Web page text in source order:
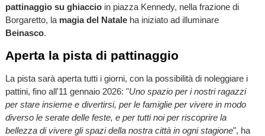
pattinaggio su ghiaccio in piazza Kennedy, nella frazione di
Borgaretto, la magia del Nataleha iniziato ad illuminare
Beinasco.
Aperta la pista di pattinaggio
La pista sarà aperta tutti i giorni, con la possibilità di noleggiare i
pattini, fino all'11 gennaio 2026: "Uno spazio per i nostri ragazzi
per stare insieme e divertirsi, per le famiglie per vivere in modo
diverso le serate delle feste, e per tutti noi per riscoprire la
bellezza di vivere gli spazi della nostra città in ogni stagione", ha